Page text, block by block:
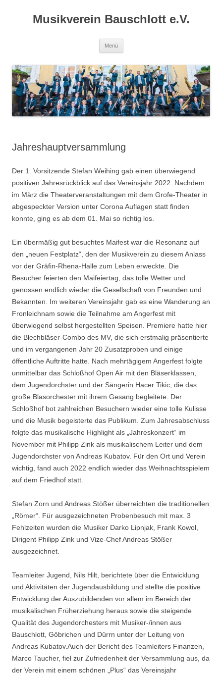
springenMusikverein Bauschlott e.V.
Menü
Jahreshauptversammlung
Der 1. Vorsitzende Stefan Weihing gab einen überwiegend
positiven Jahresrückblick auf das Vereinsjahr 2022. Nachdem
im März die Theaterveranstaltungen mit dem Grofe-Theater in
abgespeckter Version unter Corona Auflagen statt finden
konnte, ging es ab dem 01. Mai so richtig los.
Ein übermäßig gut besuchtes Maifest war die Resonanz auf
den „neuen Festplatz“, den der Musikverein zu diesem Anlass
vor der Gräfin-Rhena-Halle zum Leben erweckte. Die
Besucher feierten den Maifeiertag, das tolle Wetter und
genossen endlich wieder die Gesellschaft von Freunden und
Bekannten. Im weiteren Vereinsjahr gab es eine Wanderung an
Fronleichnam sowie die Teilnahme am Angerfest mit
überwiegend selbst hergestellten Speisen. Premiere hatte hier
die Blechbläser-Combo des MV, die sich erstmalig präsentierte
und im vergangenen Jahr 20 Zusatzproben und einige
öffentliche Auftritte hatte. Nach mehrtägigem Angerfest folgte
unmittelbar das Schloßhof Open Air mit den Bläserklassen,
dem Jugendorchster und der Sängerin Hacer Tikic, die das
große Blasorchester mit ihrem Gesang begleitete. Der
Schloßhof bot zahlreichen Besuchern wieder eine tolle Kulisse
und die Musik begeisterte das Publikum. Zum Jahresabschluss
folgte das musikalische Highlight als „Jahreskonzert“ im
November mit Philipp Zink als musikalischem Leiter und dem
Jugendorchster von Andreas Kubatov. Für den Ort und Verein
wichtig, fand auch 2022 endlich wieder das Weihnachtsspielem
auf dem Friedhof statt.
Stefan Zorn und Andreas Stößer überreichten die traditionellen
„Römer“. Für ausgezeichneten Probenbesuch mit max. 3
Fehlzeiten wurden die Musiker Darko Lipnjak, Frank Kowol,
Dirigent Philipp Zink und Vize-Chef Andreas Stößer
ausgezeichnet.
Teamleiter Jugend, Nils Hilt, berichtete über die Entwicklung
und Aktivitäten der Jugendausbildung und stellte die positive
Entwicklung der Auszubildenden vor allem im Bereich der
musikalischen Früherziehung heraus sowie die steigende
Qualität des Jugendorchesters mit Musiker-/innen aus
Bauschlott, Göbrichen und Dürrn unter der Leitung von
Andreas Kubatov.Auch der Bericht des Teamleiters Finanzen,
Marco Taucher, fiel zur Zufriedenheit der Versammlung aus, da
der Verein mit einem schönen „Plus“ das Vereinsjahr